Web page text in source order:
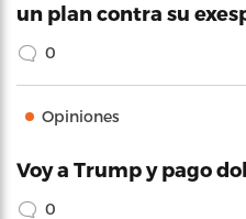
un plan contra su
0
Opiniones
Voy a Trump y pago
0